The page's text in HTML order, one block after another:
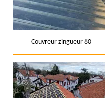
Couvreur zingueur 80